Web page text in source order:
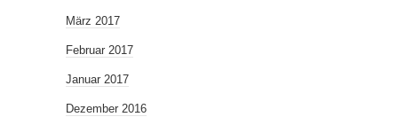
März 2017
Februar 2017
Januar 2017
Dezember 2016